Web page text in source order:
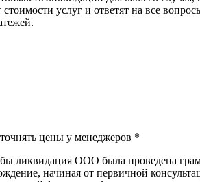
услуг и ответят на все
цены у менеджеров *
ликвидация ООО была проведена
начиная от первичной